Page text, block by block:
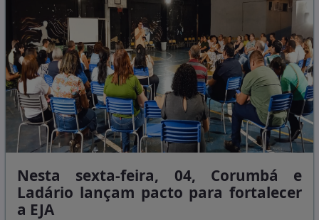
Nesta sexta-feira, 04, Corumbá e
Ladário lançam pacto para fortalecer
a EJA